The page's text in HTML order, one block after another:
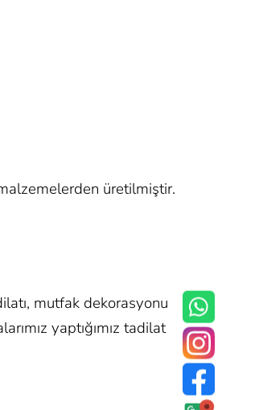
üretilmiştir.
mutfak dekorasyonu
yaptığımız tadilat